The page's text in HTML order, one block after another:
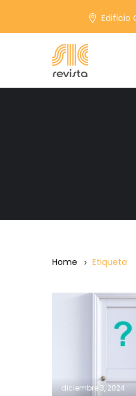
Edificio
Home Etiqueta
diciembre 3, 2024